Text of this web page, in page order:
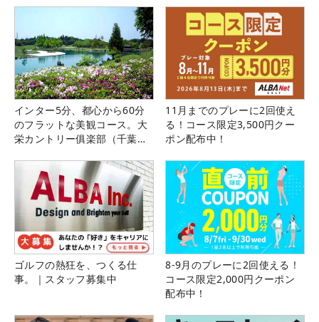
インター5分、都心から60分
のフラットな美観コース。大
栄カントリー俱楽部（千葉
11月までのプレーに2回使え
る！コース限定3,500円クー
ポン配布中！
ゴルフの熱狂を、つくる仕
事。｜スタッフ募集中
8-9月のプレーに2回使える！
コース限定2,000円クーポン
配布中！